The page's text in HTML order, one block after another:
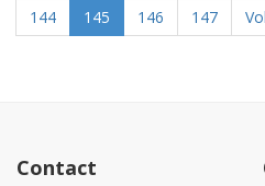
144
145 146 147
Contact